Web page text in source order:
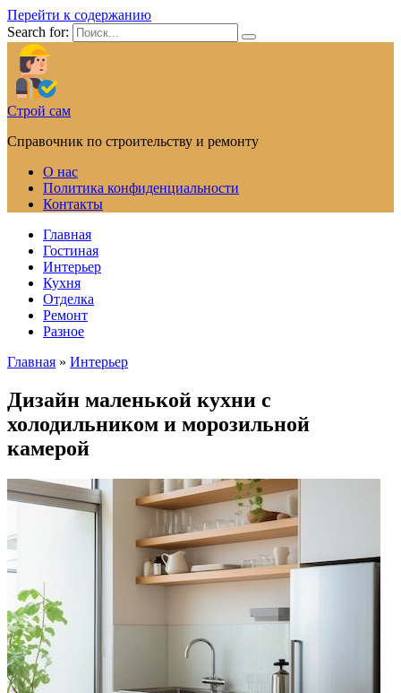
Перейти к содержанию
Search for:
Строй сам
Справочник по строительству и ремонту
О нас
Политика конфиденциальности
Контакты
Главная
Гостиная
Интерьер
Кухня
Отделка
Ремонт
Разное
Главная » Интерьер
Дизайн маленькой кухни с
холодильником и морозильной
камерой